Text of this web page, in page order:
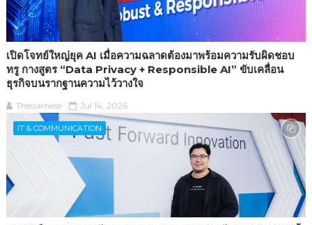
เปิดโจทย์ใหญ่ยุค AI เมื่อความฉลาดต้องมาพร้อมความรับผิดชอบ
ทรู กางสูตร “Data Privacy + Responsible AI” ขับเคลื่อน
ธุรกิจบนรากฐานความไว้วางใจ
Thesiamese Jul 14, 2026
IT & COMMUNICATION